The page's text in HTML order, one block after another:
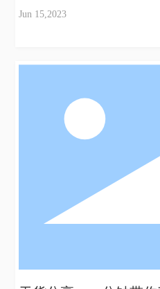
药物、输液等医疗用途。针管的
集血样进行检验。它可以准确地
如唇膏、眼线液等。它可以准确
确保化妆品的质量和效果。总的
在不同领域中为人们的健康和美
造业，在日常生活中有着广泛的
疗、美容、采血、化妆品等领域
医疗器械是人们生命健康的重要
帮助制造出医疗器械中的重要元
术，它是根据材料的特
Jun 15,2023